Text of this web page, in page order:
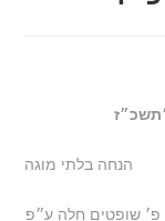
הנחה בלתי מוגה
פ׳ שופטים חלה ע״פ